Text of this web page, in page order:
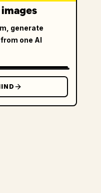
generate
one AI